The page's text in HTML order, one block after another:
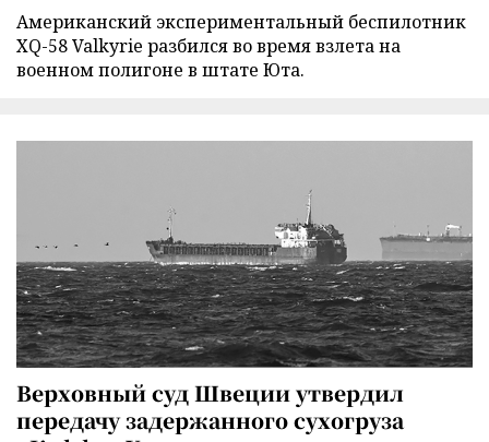
Американский экспериментальный беспилотник
XQ-58 Valkyrie разбился во время взлета на
военном полигоне в штате Юта.
Верховный суд Швеции утвердил
передачу задержанного сухогруза